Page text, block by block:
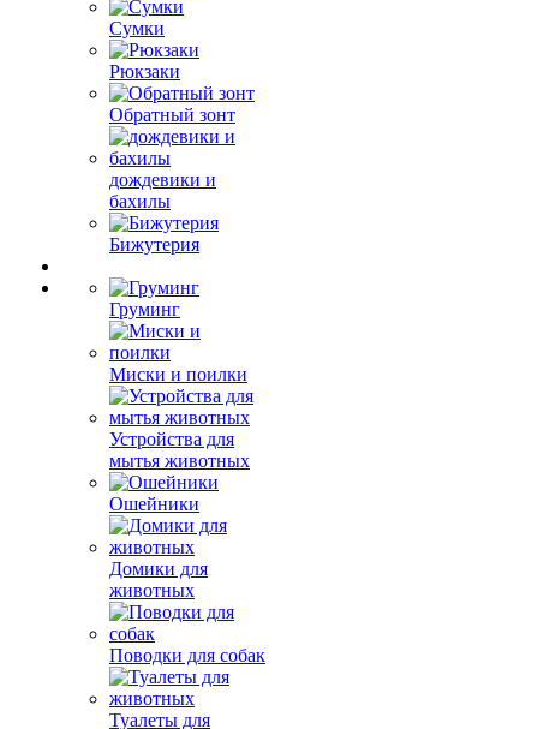
Сумки
Рюкзаки
Обратный зонт
дождевики и
бахилы
Бижутерия
Груминг
Миски и поилки
Устройства для
мытья животных
Ошейники
Домики для
животных
Поводки для собак
Туалеты для